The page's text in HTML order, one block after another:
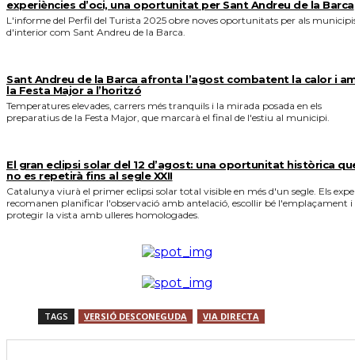
experiències d’oci, una oportunitat per Sant Andreu de la Barca
L'informe del Perfil del Turista 2025 obre noves oportunitats per als
d'interior com Sant Andreu de la Barca.
Sant Andreu de la Barca afronta l’agost combatent la calor i
la Festa Major a l’horitzó
Temperatures elevades, carrers més tranquils i la mirada posada en els
preparatius de la Festa Major, que marcarà el final de l'estiu al municipi.
El gran eclipsi solar del 12 d’agost: una oportunitat històrica
no es repetirà fins al segle XXII
Catalunya viurà el primer eclipsi solar total visible en més d'un segle. Els
recomanen planificar l'observació amb antelació, escollir bé l'emplaçament i
protegir la vista amb ulleres homologades.
TAGS VERSIÓ DESCONEGUDA VIA DIRECTA